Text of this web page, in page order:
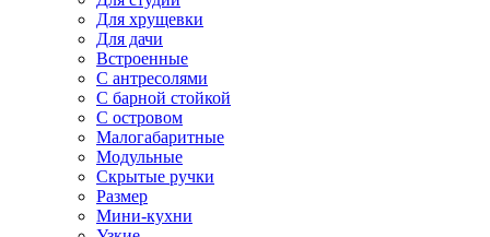
Для хрущевки
Для дачи
Встроенные
С антресолями
С барной стойкой
С островом
Малогабаритные
Модульные
Скрытые ручки
Размер
Мини-кухни